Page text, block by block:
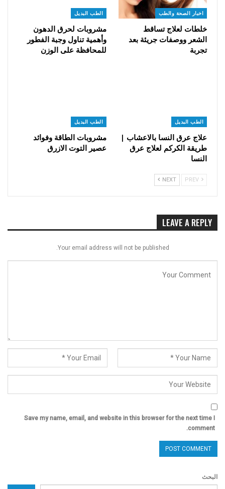
اخبار الصحة والطب
خلطات لعلاج تساقط
الشعر ووصفات جريئة بعد
تجربة
الطب البديل
مشروبات لحرق الدهون
وأهمية تناول وجبة الفطور
للمحافظة على الوزن
الطب البديل
علاج عرق النسا بالاعشاب |
طريقة الكركم لعلاج عرق
النسا
الطب البديل
مشروبات الطاقة وفوائد
عصير التوت الازرق
NEXT
LEAVE A REPLY
Your email address will not be published.
Save my name, email, and website in this browser for the next time I
comment.
البحث